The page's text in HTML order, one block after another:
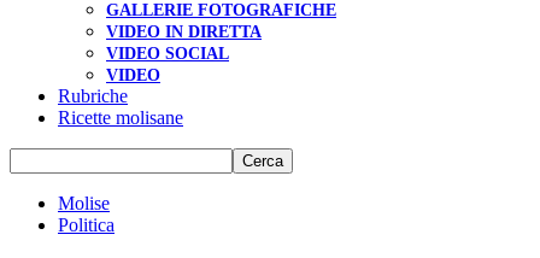
GALLERIE FOTOGRAFICHE
VIDEO IN DIRETTA
VIDEO SOCIAL
VIDEO
Rubriche
Ricette molisane
Molise
Politica